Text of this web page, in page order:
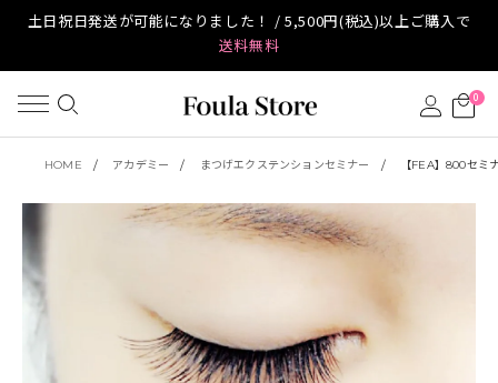
土日祝日発送が可能になりました！ / 5,500円(税込)以上ご購入で
送料無料
0
HOME アカデミー まつげエクステンションセミナー 【FEA】800セミ